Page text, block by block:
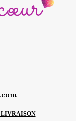
LIVRAISON